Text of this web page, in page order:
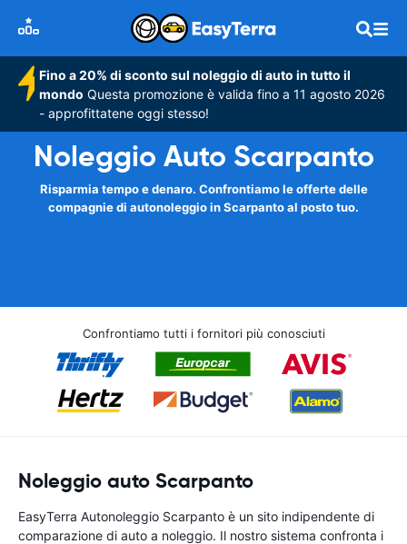
Fino a 20% di sconto sul noleggio di auto in tutto il
mondo Questa promozione è valida fino a 11 agosto 2026
- approfittatene oggi stesso!
Noleggio Auto Scarpanto
Risparmia tempo e denaro. Confrontiamo le offerte delle
compagnie di autonoleggio in Scarpanto al posto tuo.
Confrontiamo tutti i fornitori più conosciuti
Noleggio auto Scarpanto
EasyTerra Autonoleggio Scarpanto è un sito indipendente di
comparazione di auto a noleggio. Il nostro sistema confronta i